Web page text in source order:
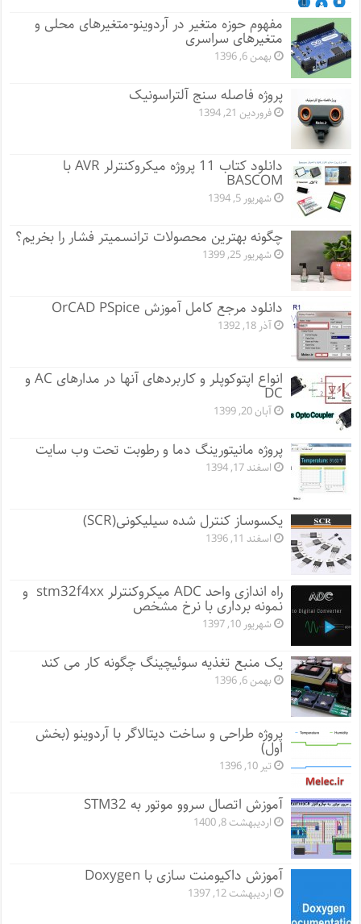
مفهوم حوزه متغیر در آردوینو-متغیرهای محلی و
متغیرهای سراسری
بهمن 6, 1396
پروژه فاصله سنج آلتراسونیک
فروردین 21, 1394
دانلود کتاب 11 پروژه میکروکنترلر AVR با
BASCOM
شهریور 5, 1394
چگونه بهترین محصولات ترانسمیتر فشار را بخریم؟
شهریور 25, 1399
دانلود مرجع کامل آموزش OrCAD PSpice
آذر 18, 1392
انواع اپتوکوپلر و کاربردهای آنها در مدارهای AC و
DC
آبان 20, 1399
پروژه مانيتورينگ دما و رطوبت تحت وب سایت
اسفند 17, 1394
یکسوساز کنترل شده سیلیکونی(SCR)
اسفند 11, 1396
راه اندازی واحد ADC میکروکنترلر stm32f4xx و
نمونه برداری با نرخ مشخص
شهریور 10, 1397
یک منبع تغذیه سوئیچینگ چگونه کار می کند
بهمن 6, 1396
پروژه طراحی و ساخت دیتالاگر با آردوینو (بخش
اول)
تیر 10, 1396
آموزش اتصال سروو موتور به STM32
اردیبهشت 8, 1400
آموزش داکیومنت سازی با Doxygen
اردیبهشت 12, 1397